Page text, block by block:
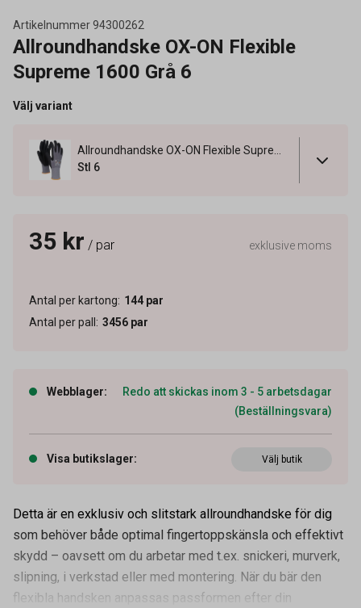
Artikelnummer94300262
Allroundhandske OX-ON Flexible
Supreme 1600 Grå 6
Välj variant
Stl 6
35 kr / par exklusive moms
Antal per kartong: 144 par
Antal per pall : 3456 par
Webblager:
Redo att skickas inom 3 - 5 arbetsdagar
(Beställningsvara)
Visa butikslager: Välj butik
Detta är en exklusiv och slitstark allroundhandske för dig
som behöver både optimal fingertoppskänsla och effektivt
skydd – oavsett om du arbetar med t.ex. snickeri, murverk,
slipning, i verkstad eller med montering. När du bär den
flexibla handsken anpassas passformen efter din